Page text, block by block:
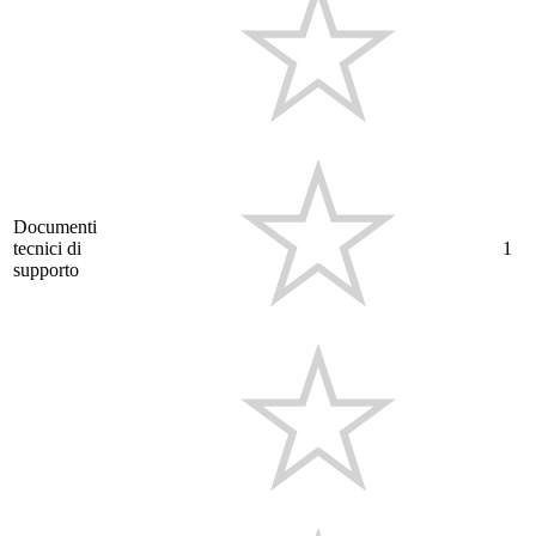
Documenti
tecnici di
supporto
1